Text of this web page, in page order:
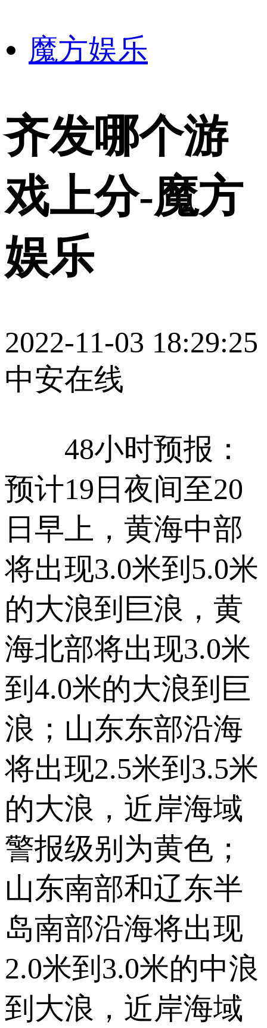
魔方娱乐
齐发哪个游
戏上分-魔方
娱乐
2022-11-03 18:29:25
中安在线
48小时预报：
预计19日夜间至20
日早上，黄海中部
将出现3.0米到5.0米
的大浪到巨浪，黄
海北部将出现3.0米
到4.0米的大浪到巨
浪；山东东部沿海
将出现2.5米到3.5米
的大浪，近岸海域
警报级别为黄色；
山东南部和辽东半
岛南部沿海将出现
2.0米到3.0米的中浪
到大浪，近岸海域